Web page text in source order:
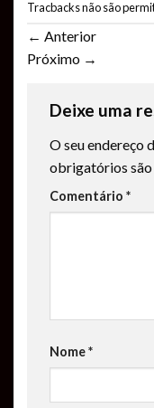
Tracbacks não são
← Anterior
Próximo →
Deixe uma
O seu endereço
obrigatórios
Comentário *
Nome*